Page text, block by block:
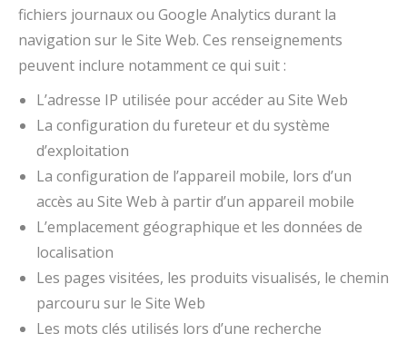
fichiers journaux ou Google Analytics durant la
navigation sur le Site Web. Ces renseignements
peuvent inclure notamment ce qui suit :
L’adresse IP utilisée pour accéder au Site Web
La configuration du fureteur et du système
d’exploitation
La configuration de l’appareil mobile, lors d’un
accès au Site Web à partir d’un appareil mobile
L’emplacement géographique et les données de
localisation
Les pages visitées, les produits visualisés, le chemin
parcouru sur le Site Web
Les mots clés utilisés lors d’une recherche